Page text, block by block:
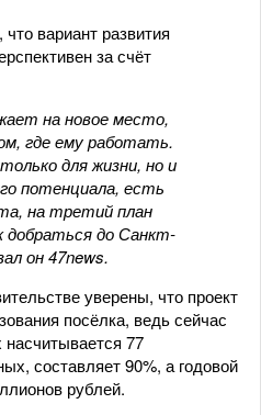
вариант развития
за счёт
на новое место,
где ему работать.
для жизни, но и
потенциала, есть
на третий план
добраться до Санкт-
он 47news.
уверены, что проект
посёлка, ведь сейчас
77
составляет 90%, а годовой
рублей.